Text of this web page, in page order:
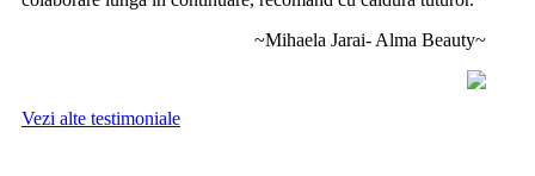
~Mihaela Jarai- Alma Beauty~
Vezi alte testimoniale